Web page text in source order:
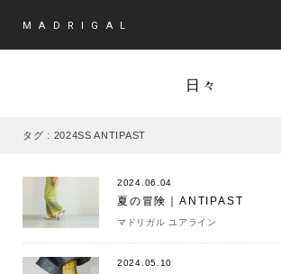
MADRIGAL
日々
タグ : 2024SS ANTIPAST
2024.06.04
夏の冒険｜ANTIPAST
マドリガル ユアライン
2024.05.10